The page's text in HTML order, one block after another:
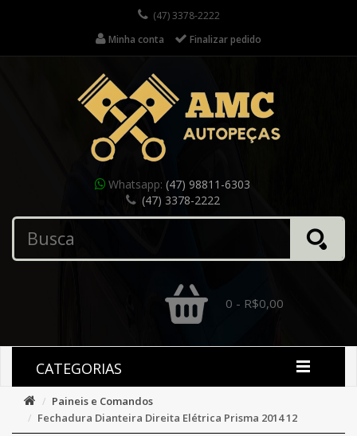
(47) 3378-2222
Minha conta
Finalizar pedido
Whatsapp: (47) 98811-6303
(47) 3378-2222
0 - R$0,00
CATEGORIAS
Paineis e Comandos
Fechadura Dianteira Direita Elétrica Prisma 2014 12